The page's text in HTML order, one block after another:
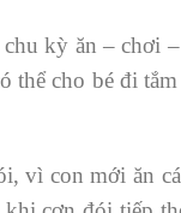
kỳ ăn – chơi
thể cho bé đi
vì con mới ăn